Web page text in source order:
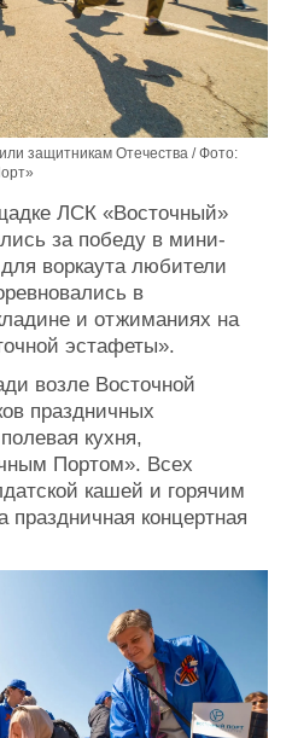
защитникам Отечества / Фото:
ЛСК «Восточный»
за победу в мини-
воркаута любители
в
и отжиманиях на
эстафеты».
возле Восточной
праздничных
кухня,
Портом». Всех
кашей и горячим
концертная